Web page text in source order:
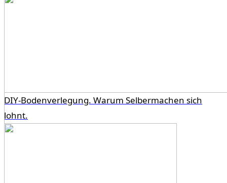
DIY-Bodenverlegung. Warum Selbermachen sich
lohnt.